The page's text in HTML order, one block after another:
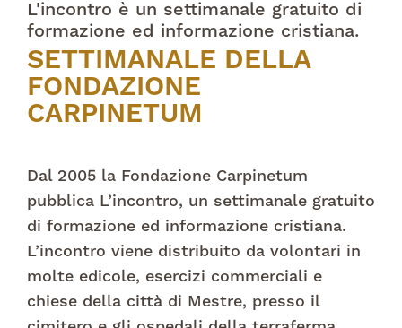
L'incontro è un settimanale gratuito di
formazione ed informazione cristiana.
SETTIMANALE DELLA
FONDAZIONE
CARPINETUM
Dal 2005 la Fondazione Carpinetum
pubblica L’incontro, un settimanale gratuito
di formazione ed informazione cristiana.
L’incontro viene distribuito da volontari in
molte edicole, esercizi commerciali e
chiese della città di Mestre, presso il